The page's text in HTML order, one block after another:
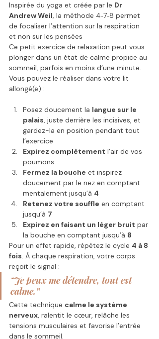
Inspirée du yoga et créée par le Dr
Andrew Weil, la méthode 4‑7‑8 permet
de focaliser l’attention sur la respiration
et non sur les pensées
Ce petit exercice de relaxation peut vous
plonger dans un état de calme propice au
sommeil, parfois en moins d’une minute.
Vous pouvez le réaliser dans votre lit
allongé(e) :
Posez doucement la langue sur le
palais, juste derrière les incisives, et
gardez-la en position pendant tout
l’exercice
Expirez complètement l’air de vos
poumons
Fermez la bouche et inspirez
doucement par le nez en comptant
mentalement jusqu’à 4
Retenez votre souffle en comptant
jusqu’à 7
Expirez en faisant un léger bruit par
la bouche en comptant jusqu’à 8
Pour un effet rapide, répétez le cycle 4 à 8
fois. À chaque respiration, votre corps
reçoit le signal :
“Je peux me détendre, tout est
calme.”
Cette technique calme le système
nerveux, ralentit le cœur, relâche les
tensions musculaires et favorise l’entrée
dans le sommeil.